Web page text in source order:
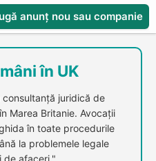
anunț nou sau companie
CompaniesS
în UK
juridică de
Marea Britanie. Avocații
în toate procedurile
la problemele legale
de afaceri."